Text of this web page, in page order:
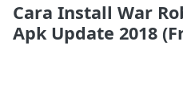
Cara Install War
Apk Update 2018